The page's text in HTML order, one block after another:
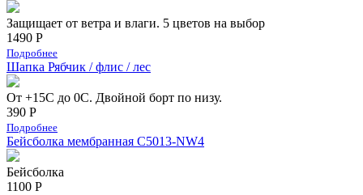
Защищает от ветра и влаги. 5 цветов на выбор
1490 Р
Подробнее
Шапка Рябчик / флис / лес
От +15С до 0С. Двойной борт по низу.
390 Р
Подробнее
Бейсболка мембранная С5013-NW4
Бейсболка
1100 Р